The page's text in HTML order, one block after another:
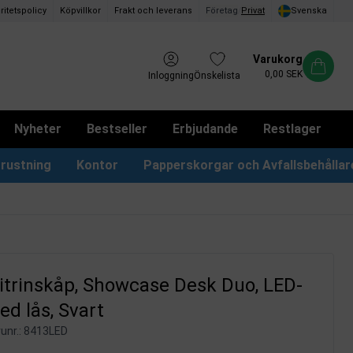
Köpvillkor Frakt och leverans Företag Privat Svenska
InloggningÖnskelista
Varukorg
0,00 SEK
Nyheter Bestseller Erbjudande Restlager
Kontor Papperskorgar och
Showcase Desk Duo, LED-
lås, Svart
8413LED